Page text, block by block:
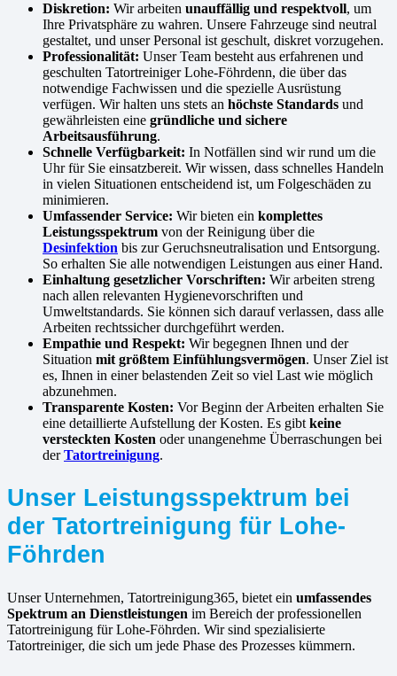
Diskretion: Wir arbeiten unauffällig und respektvoll, um
Ihre Privatsphäre zu wahren. Unsere Fahrzeuge sind neutral
gestaltet, und unser Personal ist geschult, diskret vorzugehen.
Professionalität: Unser Team besteht aus erfahrenen und
geschulten Tatortreiniger Lohe-Föhrdenn, die über das
notwendige Fachwissen und die spezielle Ausrüstung
verfügen. Wir halten uns stets an höchste Standards und
gewährleisten eine gründliche und sichere
Arbeitsausführung.
Schnelle Verfügbarkeit: In Notfällen sind wir rund um die
Uhr für Sie einsatzbereit. Wir wissen, dass schnelles Handeln
in vielen Situationen entscheidend ist, um Folgeschäden zu
minimieren.
Umfassender Service: Wir bieten ein komplettes
Leistungsspektrum von der Reinigung über die
Desinfektion bis zur Geruchsneutralisation und Entsorgung.
So erhalten Sie alle notwendigen Leistungen aus einer Hand.
Einhaltung gesetzlicher Vorschriften: Wir arbeiten streng
nach allen relevanten Hygienevorschriften und
Umweltstandards. Sie können sich darauf verlassen, dass alle
Arbeiten rechtssicher durchgeführt werden.
Empathie und Respekt: Wir begegnen Ihnen und der
Situation mit größtem Einfühlungsvermögen. Unser Ziel ist
es, Ihnen in einer belastenden Zeit so viel Last wie möglich
abzunehmen.
Transparente Kosten: Vor Beginn der Arbeiten erhalten Sie
eine detaillierte Aufstellung der Kosten. Es gibt keine
versteckten Kosten oder unangenehme Überraschungen bei
derTatortreinigung.
Unser Leistungsspektrum bei
der Tatortreinigung für Lohe-
Föhrden
Unser Unternehmen, Tatortreinigung365, bietet ein umfassendes
Spektrum an Dienstleistungen im Bereich der professionellen
Tatortreinigung für Lohe-Föhrden. Wir sind spezialisierte
Tatortreiniger, die sich um jede Phase des Prozesses kümmern.